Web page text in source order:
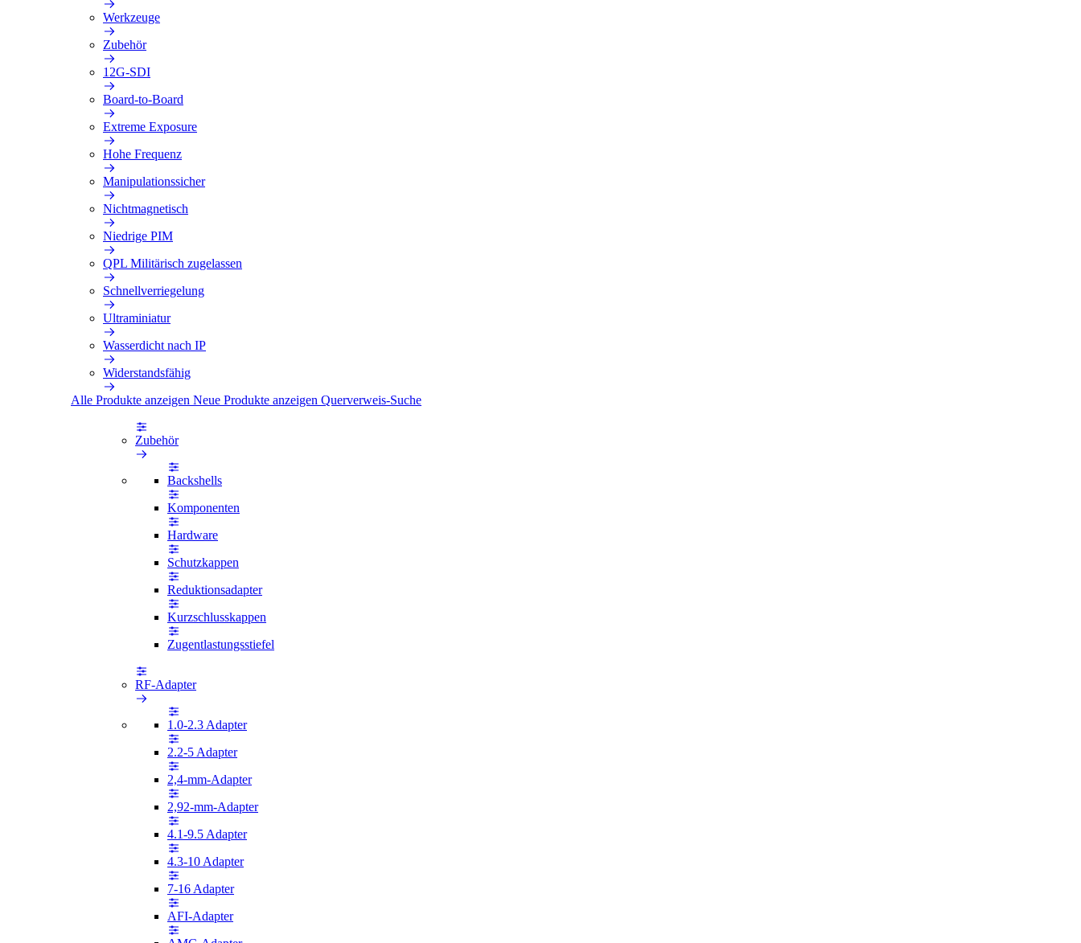
Werkzeuge
Zubehör
12G-SDI
Board-to-Board
Extreme Exposure
Hohe Frequenz
Manipulationssicher
Nichtmagnetisch
Niedrige PIM
QPL Militärisch zugelassen
Schnellverriegelung
Ultraminiatur
Wasserdicht nach IP
Widerstandsfähig
Alle Produkte anzeigen Neue Produkte anzeigen Querverweis-Suche
Zubehör
Backshells
Komponenten
Hardware
Schutzkappen
Reduktionsadapter
Kurzschlusskappen
Zugentlastungsstiefel
RF-Adapter
1.0-2.3 Adapter
2.2-5 Adapter
2,4-mm-Adapter
2,92-mm-Adapter
4.1-9.5 Adapter
4.3-10 Adapter
7-16 Adapter
AFI-Adapter